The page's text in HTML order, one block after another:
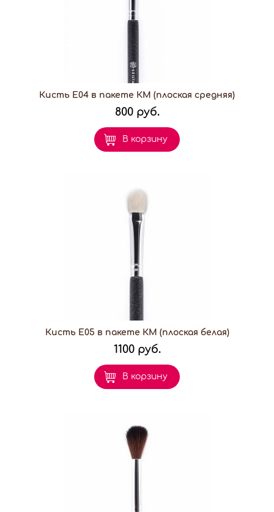
Кисть E04 в пакете КМ (плоская средняя)
800 руб.
В корзину
Кисть E05 в пакете КМ (плоская белая)
1100 руб.
В корзину